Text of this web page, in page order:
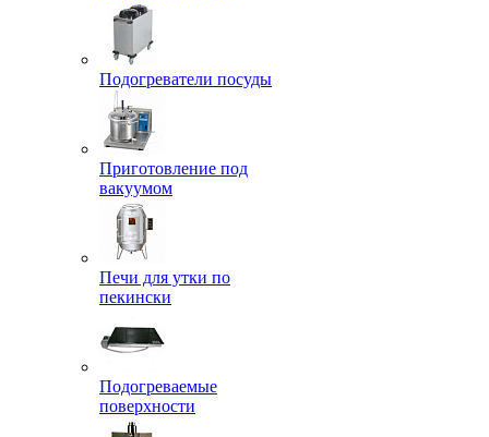
Подогреватели посуды
Приготовление под
вакуумом
Печи для утки по
пекински
Подогреваемые
поверхности